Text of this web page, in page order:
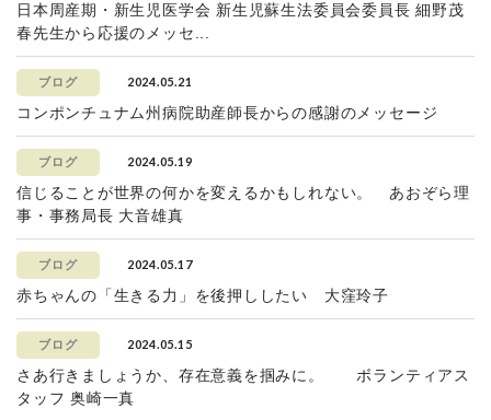
日本周産期・新生児医学会 新生児蘇生法委員会委員長 細野茂
春先生から応援のメッセ...
ブログ 2024.05.21
コンポンチュナム州病院助産師長からの感謝のメッセージ
ブログ 2024.05.19
信じることが世界の何かを変えるかもしれない。 あおぞら理
事・事務局長 大音雄真
ブログ 2024.05.17
赤ちゃんの「生きる力」を後押ししたい 大窪玲子
ブログ 2024.05.15
さあ行きましょうか、存在意義を掴みに。 ボランティアス
タッフ 奥崎一真